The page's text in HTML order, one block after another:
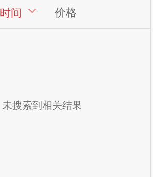
时间 价格
未搜索到相关结果